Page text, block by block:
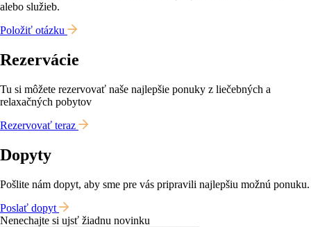
alebo služieb.
Položiť otázku
Rezervácie
Tu si môžete rezervovať naše najlepšie ponuky z liečebných a
relaxačných pobytov
Rezervovať teraz
Dopyty
Pošlite nám dopyt, aby sme pre vás pripravili najlepšiu možnú ponuku.
Poslať dopyt
Nenechajte si ujsť žiadnu novinku